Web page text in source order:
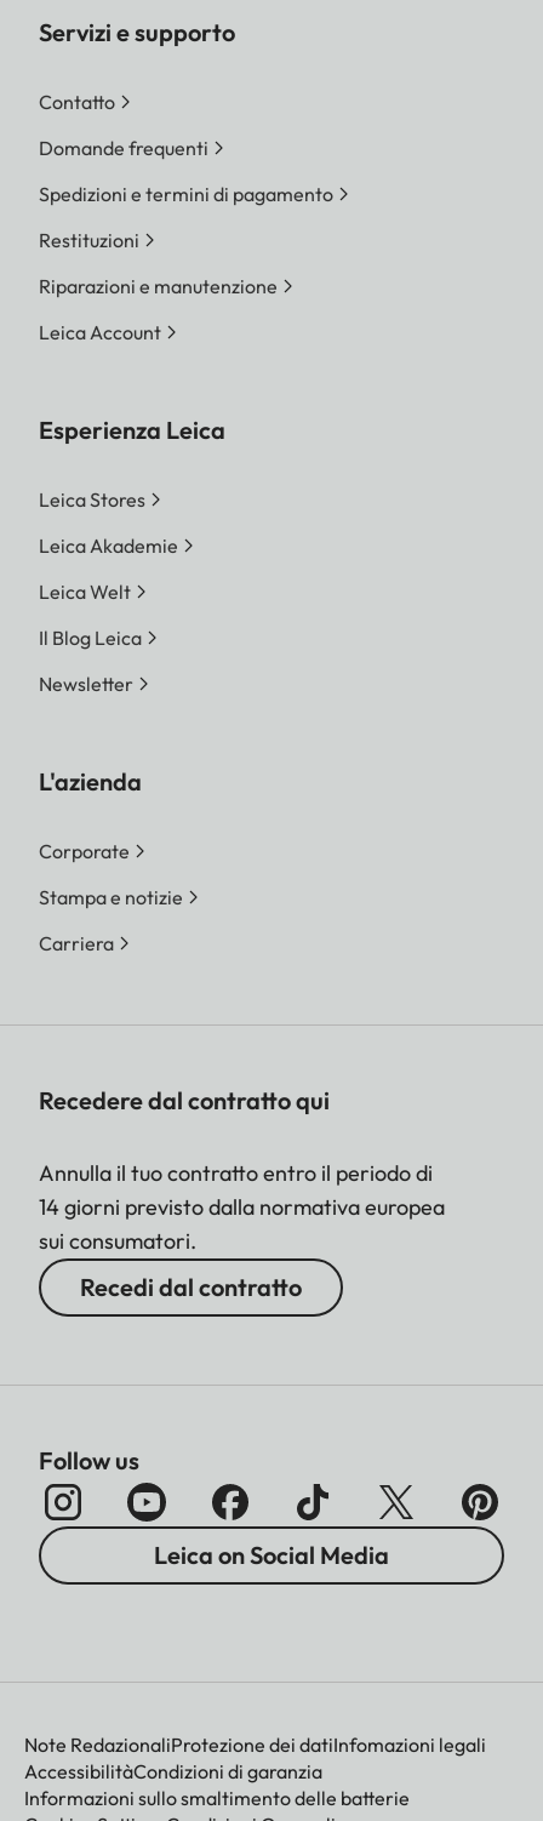
Servizi e supporto
Contatto
Domande frequenti
Spedizioni e termini di pagamento
Restituzioni
Riparazioni e manutenzione
Leica Account
Esperienza Leica
Leica Stores
Leica Akademie
Leica Welt
Il Blog Leica
Newsletter
L'azienda
Corporate
Stampa e notizie
Carriera
Recedere dal contratto qui
Annulla il tuo contratto entro il periodo di
14 giorni previsto dalla normativa europea
sui consumatori.
Recedi dal contratto
Follow us
Leica on Social Media
Note RedazionaliProtezione dei datiInfomazioni legali
AccessibilitàCondizioni di garanzia
Informazioni sullo smaltimento delle batterie